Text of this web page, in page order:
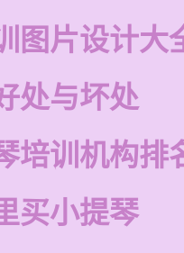
图片设计大
处与坏处
培训机构排
买小提琴